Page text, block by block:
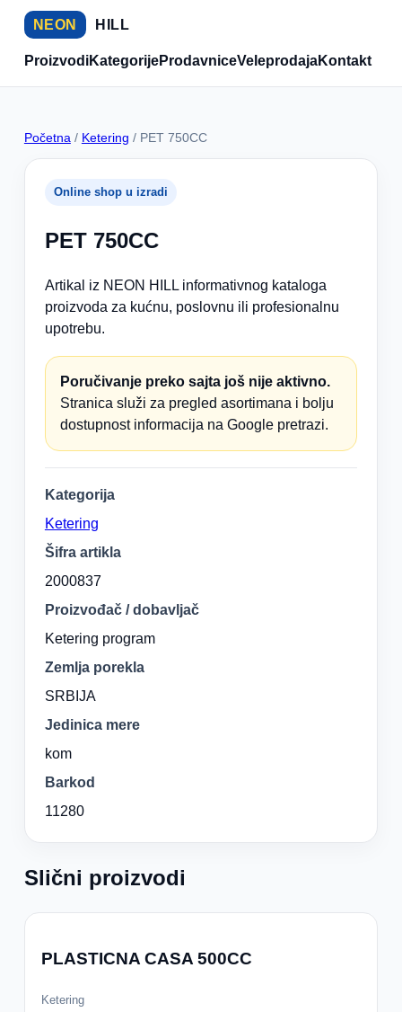
NEON HILL
ProizvodiKategorijeProdavniceVeleprodajaKontakt
Početna / Ketering / PET 750CC
Online shop u izradi
PET 750CC
Artikal iz NEON HILL informativnog kataloga
proizvoda za kućnu, poslovnu ili profesionalnu
upotrebu.
Poručivanje preko sajta još nije aktivno.
Stranica služi za pregled asortimana i bolju
dostupnost informacija na Google pretrazi.
Kategorija
Ketering
Šifra artikla
2000837
Proizvođač / dobavljač
Ketering program
Zemlja porekla
SRBIJA
Jedinica mere
kom
Barkod
11280
Slični proizvodi
PLASTICNA CASA 500CC
Ketering